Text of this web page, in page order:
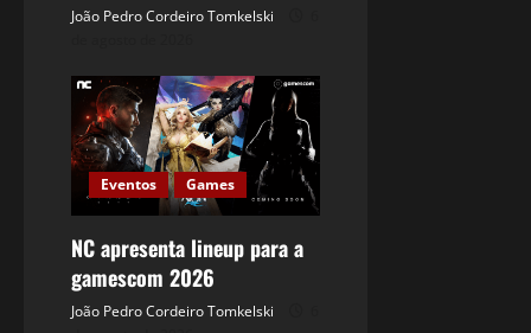
João Pedro Cordeiro Tomkelski
Eventos Games
NC apresenta lineup para a
gamescom 2026
João Pedro Cordeiro Tomkelski